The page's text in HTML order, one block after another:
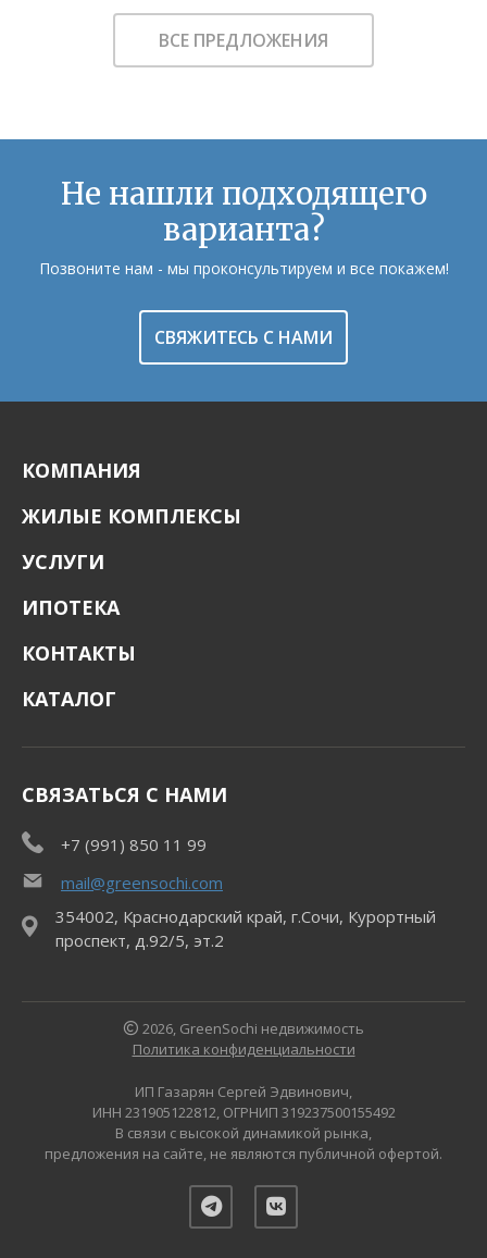
В ИЗБРАННОЕ
ВСЕ ПРЕДЛОЖЕНИЯ
Не нашли подходящего
варианта?
Позвоните нам - мы проконсультируем и все покажем!
СВЯЖИТЕСЬ С НАМИ
КОМПАНИЯ
ЖИЛЫЕ КОМПЛЕКСЫ
УСЛУГИ
ИПОТЕКА
КОНТАКТЫ
КАТАЛОГ
СВЯЗАТЬСЯ С НАМИ
+7 (991) 850 11 99
mail@greensochi.com
354002, Краснодарский край, г.Сочи, Курортный
проспект, д.92/5, эт.2
2026, GreenSochi недвижимость
Политика конфиденциальности
ИП Газарян Сергей Эдвинович,
ИНН 231905122812, ОГРНИП 319237500155492
В связи с высокой динамикой рынка,
предложения на сайте, не являются публичной офертой.